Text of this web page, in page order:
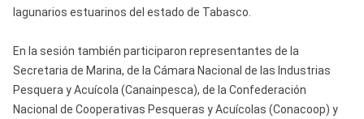
lagunarios estuarinos del estado de Tabasco.
En la sesión también participaron representantes de la
Secretaria de Marina, de la Cámara Nacional de las Industrias
Pesquera y Acuícola (Canainpesca), de la Confederación
Nacional de Cooperativas Pesqueras y Acuícolas (Conacoop) y